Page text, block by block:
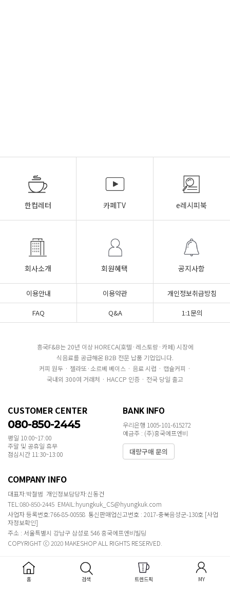
한컵레터 카페TV e레시피북
회사소개 회원혜택 공지사항
이용안내 이용약관
개인정보취급방침
FAQ
Q&A 1:1문의
흥국F&B는 20년 이상 HORECA(호텔·레스토랑·카페) 시장에
식음료를 공급해온 B2B 전문 납품 기업입니다.
커피 원두 · 젤라또·소르베 베이스 · 음료 시럽 · 캡슐커피 ·
국내외 300여 거래처 · HACCP 인증 · 전국 당일 출고
CUSTOMER CENTER
080-850-2445
평일 10:00~17:00
주말 및 공휴일 휴무
점심시간 11:30~13:00
BANK INFO
우리은행 1005-101-615272
예금주 : (주)흥국에프엔비
대량구매 문의
COMPANY INFO
대표자:박철범 개인정보담당자:신동건
TEL:080-850-2445 EMAIL:hyungkuk_CS@hyungkuk.com
사업자 등록번호:766-85-00558 통신판매업신고번호 : 2017-충북음성군-130호 [사업
자정보확인]
주소 : 서울특별시 강남구 삼성로 546 흥국에프엔비빌딩
COPYRIGHT ⓒ 2020 MAKESHOP ALL RIGHTS RESERVED.
홈 검색 트렌드픽 MY